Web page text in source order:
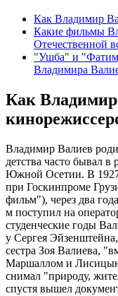
Как Владимир
Какие фильмы
Отечественной
"Ушба" и
Владимира
Как
Владимир Валиев
детства часто бывал в
Южной Осетии. В 1927
при Госкинпроме
фильм"), через два
м поступил на
студенческие годы
у Сергея
сестра Зоя Валиева,
Маршаллом и
снимал "природу,
спустя вышел